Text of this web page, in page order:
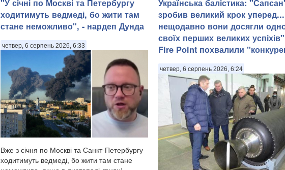
"У січні по Москві та Петербургу
ходитимуть ведмеді, бо жити там
стане неможливо", - нардеп Дунда
четвер, 6 серпень 2026, 6:33
Вже з січня по Москві та Санкт-Петербургу
ходитимуть ведмеді, бо жити там стане
​Українська балістика:
зробив великий крок уперед...
нещодавно вони досягли
своїх перших великих
Fire Point похвалили
четвер, 6 серпень 2026, 6:24